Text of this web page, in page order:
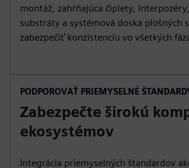
montáž, zahŕňajúca čiplety, interpozéry,
substráty a systémová doska plošných
zabezpečiť konzistenciu vo všetkých
PODPOROVAŤ PRIEMYSELNÉ
Zabezpečte širokú
ekosystémov
Integrácia priemyselných štandardov